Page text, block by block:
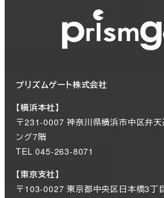
プリズムゲート株式会社
【横浜本社】
〒231-0007 神奈川県横浜市中区弁
ング7階
TEL 045-263-8071
【東京支社】
〒103-0027 東京都中央区日本橋3丁